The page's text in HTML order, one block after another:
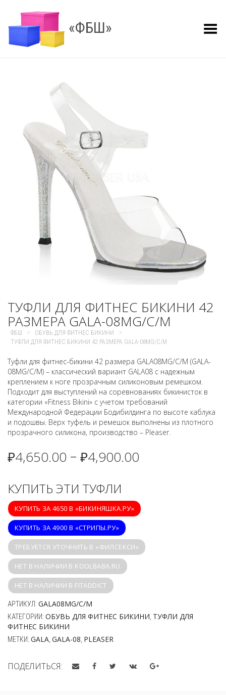
«ФБШ» Показать меню
ТУФЛИ ДЛЯ ФИТНЕС БИКИНИ 42
РАЗМЕРА GALA-08MG/C/M
ФБШ > ОБУВЬ ДЛЯ ФИТНЕС БИКИНИ >
ТУФЛИ ДЛЯ ФИТНЕС БИКИНИ 42 РАЗМЕРА GALA-08MG/C/M
Туфли для фитнес-бикини 42 размера GALA08MG/C/M (GALA-
08MG/C/M) – классический вариант GALA08 с надежным
креплением к ноге прозрачным силиконовым ремешком.
Подходит для выступлений на соревнованиях бикинисток в
категории «Fitness Bikini» с учетом требований
Международной Федерации Бодибилдинга по высоте каблука
и подошвы. Верх туфель и ремешок выполнены из плотного
прозрачного силикона, производство – Pleaser.
₽4,650.00 – ₽4,900.00
КУПИТЬ ЭТИ ТУФЛИ
КУПИТЬ ЗА 4650 В «БИКИНЯШКА.РУ»
КУПИТЬ ЗА 4900 В «СТРИПЫ.РУ»
ТРЕБУЕТСЯ УТОЧНИТЬ В «ФИЛСЕКСИ»
НЕТ В НАЛИЧИИ В KOOLBABA.RU
НЕТ В НАЛИЧИИ В FITADDICT
АРТИКУЛ: GALA08MG/C/M
КАТЕГОРИИ: ОБУВЬ ДЛЯ ФИТНЕС БИКИНИ ТУФЛИ ДЛЯ
ФИТНЕС БИКИНИ
МЕТКИ: GALA GALA-08 PLEASER
ПОДЕЛИТЬСЯ: